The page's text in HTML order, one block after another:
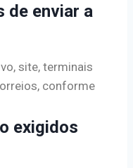
de enviar a
site, terminais
conforme
exigidos